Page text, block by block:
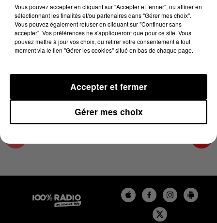
14 novembre 2024 - 2 min 29 sec
LES INFOS DU COMMINGES DU 14/11/2024 À
14H00
Podcast infos du Comminges
Vous pouvez accepter en cliquant sur "Accepter et fermer", ou affiner en
sélectionnant les finalités et/ou partenaires dans "Gérer mes choix".
Vous pouvez également refuser en cliquant sur "Continuer sans
accepter". Vos préférences ne s'appliqueront que pour ce site. Vous
pouvez mettre à jour vos choix, ou retirer votre consentement à tout
moment via le lien "Gérer les cookies" situé en bas de chaque page.
Gérer mes choix
Accepter et fermer